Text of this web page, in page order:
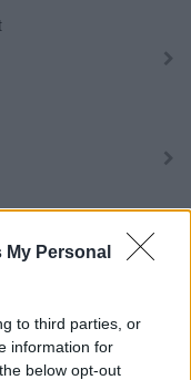
Personal
to third parties, or
information for
below opt-out